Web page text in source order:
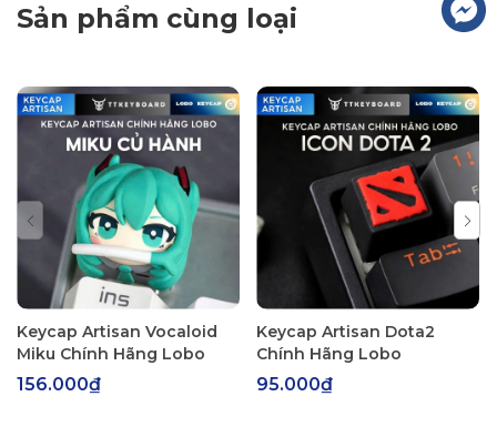
Sản phẩm cùng loại
Keycap Artisan Vocaloid
Miku Chính Hãng Lobo
156.000₫
Keycap Artisan Dota2
Chính Hãng Lobo
95.000₫